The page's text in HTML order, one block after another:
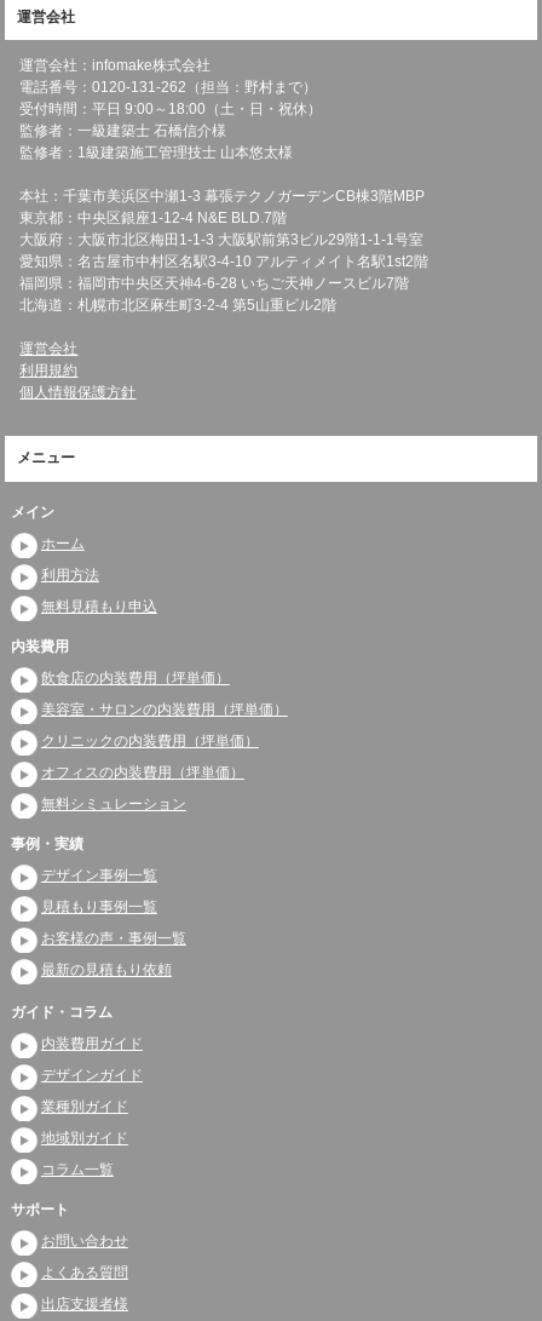
運営会社
運営会社：infomake株式会社
電話番号：0120-131-262（担当：野村まで）
受付時間：平日 9:00～18:00（土・日・祝休）
監修者：一級建築士 石橋信介様
監修者：1級建築施工管理技士 山本悠太様
本社：千葉市美浜区中瀬1-3 幕張テクノガーデンCB棟3階MBP
東京都：中央区銀座1-12-4 N&E BLD.7階
大阪府：大阪市北区梅田1-1-3 大阪駅前第3ビル29階1-1-1号室
愛知県：名古屋市中村区名駅3-4-10 アルティメイト名駅1st2階
福岡県：福岡市中央区天神4-6-28 いちご天神ノースビル7階
北海道：札幌市北区麻生町3-2-4 第5山重ビル2階
運営会社
利用規約
個人情報保護方針
メニュー
メイン
ホーム
利用方法
無料見積もり申込
内装費用
飲食店の内装費用（坪単価）
美容室・サロンの内装費用（坪単価）
クリニックの内装費用（坪単価）
オフィスの内装費用（坪単価）
無料シミュレーション
事例・実績
デザイン事例一覧
見積もり事例一覧
お客様の声・事例一覧
最新の見積もり依頼
ガイド・コラム
内装費用ガイド
デザインガイド
業種別ガイド
地域別ガイド
コラム一覧
サポート
お問い合わせ
よくある質問
出店支援者様